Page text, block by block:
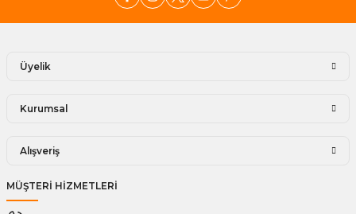
Üyelik
Kurumsal
Alışveriş
MÜŞTERİ HİZMETLERİ